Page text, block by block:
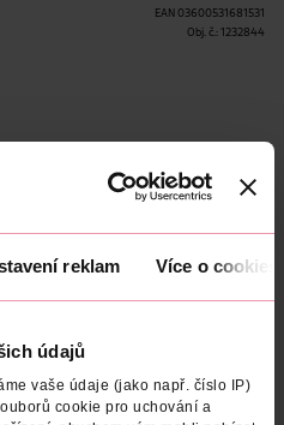
reklam Více o cookies
údajů
vaše údaje (jako např. číslo IP)
cookie pro uchování a
EAN 03600531681531
Obj. č.: 1232844
Tužka na oči gelová Tattoo